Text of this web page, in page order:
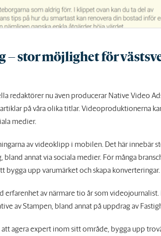
– stor möjlighet för
redaktörer nu även producerar Native Video
på våra olika titlar. Videoproduktionerna
medier.
av videoklipp i mobilen. Det här innebär
bland annat via sociala medier. För många
bygga upp varumärket och skapa konverteringar.
erfarenhet av närmare tio år som
av Stampen, bland annat på uppdrag av
agera expert inom sitt område, bygga upp